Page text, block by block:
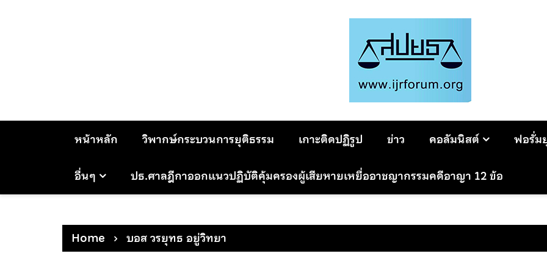
หน้าหลัก วิพากษ์กระบวนการยุติธรรม เกาะติดปฏิรูป ข่าว คอลัมนิสต์ ฟอรั่ม
อื่นๆ ปธ.ศาลฎีกาออกแนวปฏิบัติคุ้มครองผู้เสียหายเหยื่ออาชญากรรมคดีอาญา 12 ข้อ
Home บอส วรยุทธ อยู่วิทยา